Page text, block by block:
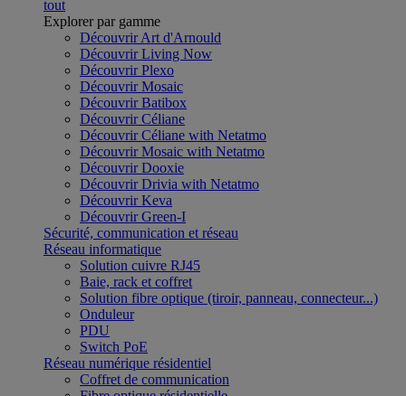
tout
Explorer par gamme
Découvrir Art d'Arnould
Découvrir Living Now
Découvrir Plexo
Découvrir Mosaic
Découvrir Batibox
Découvrir Céliane
Découvrir Céliane with Netatmo
Découvrir Mosaic with Netatmo
Découvrir Dooxie
Découvrir Drivia with Netatmo
Découvrir Keva
Découvrir Green-I
Sécurité, communication et réseau
Réseau informatique
Solution cuivre RJ45
Baie, rack et coffret
Solution fibre optique (tiroir, panneau, connecteur...)
Onduleur
PDU
Switch PoE
Réseau numérique résidentiel
Coffret de communication